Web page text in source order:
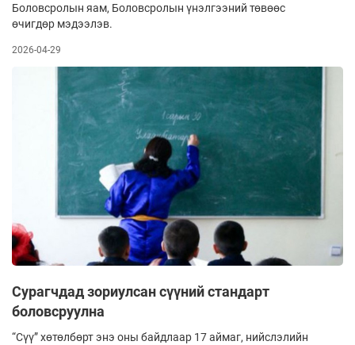
Боловсролын яам, Боловсролын үнэлгээний төвөөс
өчигдөр мэдээлэв.
2026-04-29
Сурагчдад зориулсан сүүний стандарт
боловсруулна
“Сүү” хөтөлбөрт энэ оны байдлаар 17 аймаг, нийслэлийн